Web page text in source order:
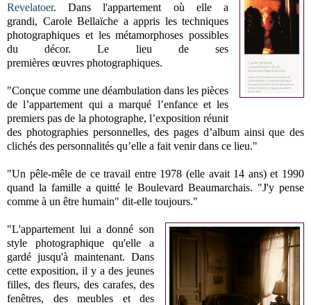
Revelatoer. Dans l'appartement où elle a
grandi, CaroleBellaïche a appris les techniques
photographiques et les métamorphoses possibles
du décor. Le lieu de ses
premières œuvres photographiques.
"Conçue comme une déambulation dans les pièces
de l’appartement qui a marqué l’enfance et les
premiers pas de la photographe, l’exposition réunit
des photographies personnelles, des pages d’album ainsi que des
clichés des personnalités qu’elle a fait venir dans ce lieu."
"Un pêle-mêle de ce travail entre 1978 (elle avait 14 ans) et 1990
quand la famille a quitté le Boulevard Beaumarchais. "J'y pense
comme à un être humain" dit-elle toujours."
"L'appartement lui a donné son
style photographique qu'elle a
gardé jusqu'à maintenant. Dans
cette exposition, il y a des jeunes
filles, des fleurs, des carafes, des
fenêtres, des meubles et des